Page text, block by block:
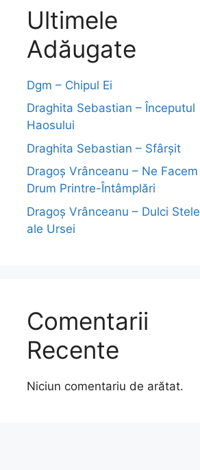
Ultimele
Adăugate
Dgm – Chipul Ei
Draghita Sebastian – Începutul
Haosului
Draghita Sebastian – Sfârșit
Dragoş Vrânceanu – Ne Facem
Drum Printre-Întâmplări
Dragoş Vrânceanu – Dulci Stele
ale Ursei
Comentarii
Recente
Niciun comentariu de arătat.